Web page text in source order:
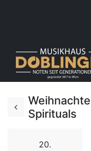
Spirituals
20.